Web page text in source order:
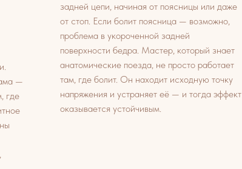
—
где
задней цепи, начиная от поясницы или даже
от стоп. Если болит поясница — возможно,
проблема в укороченной задней
поверхности бедра. Мастер, который знает
анатомические поезда, не просто работает
там, где болит. Он находит исходную точку
напряжения и устраняет её — и тогда эффект
оказывается устойчивым.